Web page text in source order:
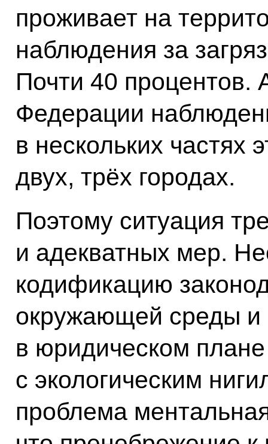
проживает на
наблюдения за
Почти 40 процентов.
Федерации
в нескольких частях
двух, трёх городах.
Поэтому ситуация
и адекватных мер.
кодификацию
окружающей среды и
в юридическом
с экологическим
проблема